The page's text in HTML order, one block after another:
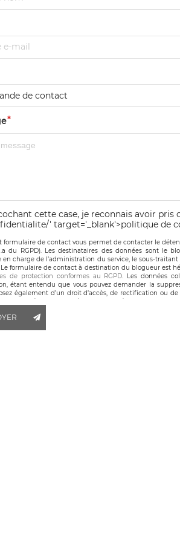
de contact
cette case, je reconnais avoir pris
' target='_blank'>politique de
formulaire de contact vous permet de contacter le
du RGPD). Les destinataires des données sont le
charge de l’administration du service, le sous-
Le formulaire de contact à destination du blogueur est
de protection conformes au RGPD. Les données
étant entendu que vous pouvez demander la
également d’un droit d’accès, de rectification ou
de traitement est la société LÉGAVOX,